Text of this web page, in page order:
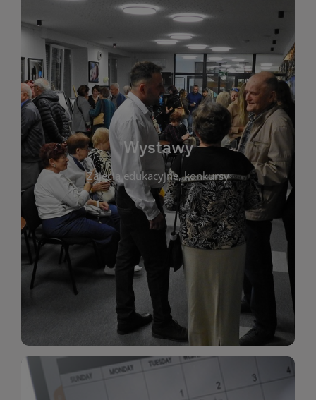
Wystawy
Zajęcia edukacyjne, konkursy
Wystawy
Biblioteka organizuje prezentujące zarówno
sztukę lokalnych twórców, jak i zbiory tematyczne.
W tej sekcji znajdziesz informacje o aktualnych
ekspozycjach oraz archiwum wystaw z
poprzednich lat. Prezentowane prace obejmują
malarstwo, fotografię, rękodzieło i inne formy
artystyczne. Każda wystawa to wyjątkowa okazja
do kontaktu z kulturą i sztuką w przestrzeni
biblioteki. Serdecznie zapraszamy wszystkich
miłośników estetycznych doznań!
WIĘCEJ